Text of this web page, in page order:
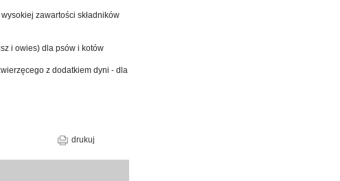
zawartości składników
i owies) dla psów i kotów
z dodatkiem dyni - dla
drukuj